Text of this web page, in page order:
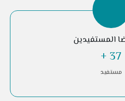
المستفيدين
87
+
مستفيد